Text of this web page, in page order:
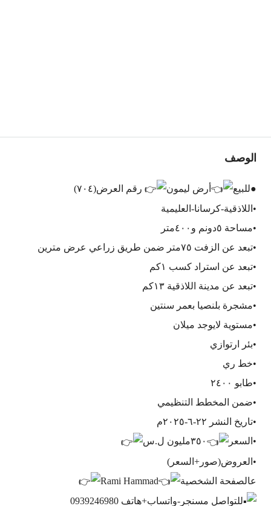
الوصف
●للبيع أرض ليمون
رقم العرض(٧٠٤)
•اللاذقية-كرسانا-العليمية
•مساحة ٥دونم و٤٠٠متر
•تبعد عن الزفت ٧٥متر ضمن طريق زراعي عرض مترين
•تبعد عن استراد كسب ١كم
•تبعد عن مدينة اللاذقية ١٣كم
•مشجرة بلنصيا بعمر سنتين
•مستوية لايوجد ميلان
•بئر ارتوازي
•خط ري
•طابو ٢٤٠٠
•ضمن المخطط التنظيمي
•تاريخ النشر ٢٢-٦-٢٠٢٥م
•السعر
٣٥٠مليون ل.س
•العروض(صور+السعر)
عالصفحة الشخصية
Rami Hammad
للتواصل مسنجر-واتساب+هاتف 0939246980